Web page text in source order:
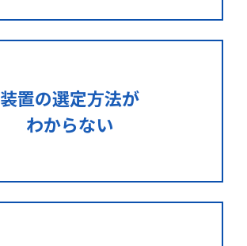
装置の選定方法が
わからない